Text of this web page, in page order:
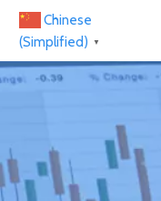
Chinese
(Simplified)
▼